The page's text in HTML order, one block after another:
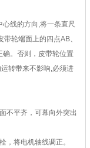
线的方向,将一条直尺
轮端面上的四点AB、
。否则，皮带轮位置
转带来不影响,必须进
平齐，可幕向外突出
将电机轴线调正。